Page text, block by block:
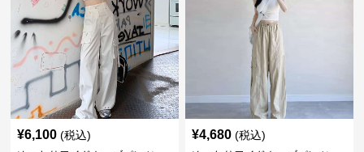
¥6,100 (税込) ¥4,680 (税込)